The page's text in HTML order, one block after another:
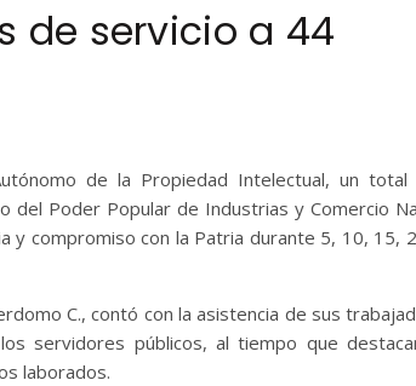
de servicio a 44
de la Propiedad Intelectual, un
Poder Popular de Industrias y Comercio
compromiso con la Patria durante 5, 10, 15,
C., contó con la asistencia de sus
servidores públicos, al tiempo que
laborados.